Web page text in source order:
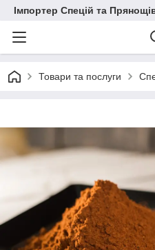
Імпортер Спецій та
Товари та послуги